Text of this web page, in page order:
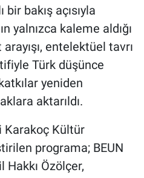
bakış açısıyla
yalnızca kaleme aldığı
entelektüel tavrı
Türk düşünce
yeniden
aktarıldı.
Karakoç Kültür
programa; BEUN
Hakkı Özölçer,